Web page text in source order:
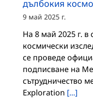
дълбокия
9 май 2025 г.
На 8 май 2025 г. в
космически
се проведе
подписване на
сътрудничество
Exploration [...]